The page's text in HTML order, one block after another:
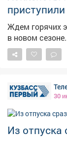
настоящими. Этот поход показал нам душу Кузбасса -
суровую,
таёжного края
Так что...
Ждем горячих
30
Из отпуска